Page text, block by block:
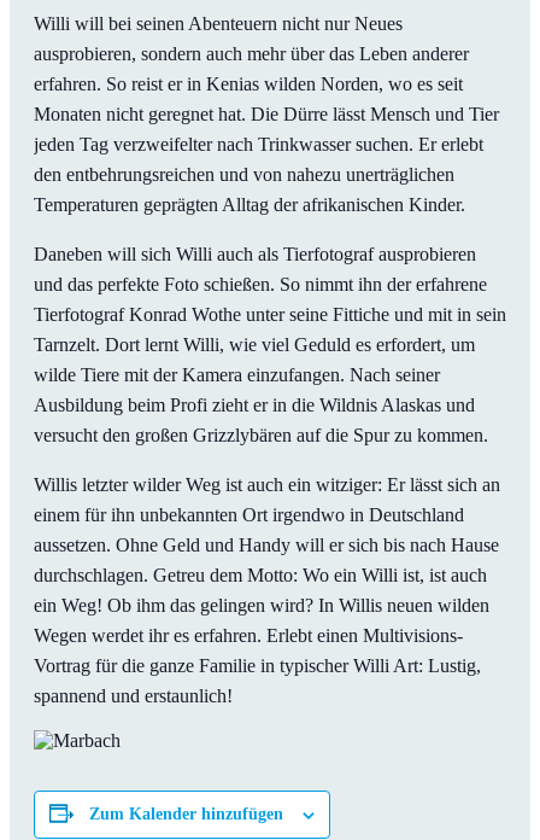
Willi will bei seinen Abenteuern nicht nur Neues
ausprobieren, sondern auch mehr über das Leben anderer
erfahren. So reist er in Kenias wilden Norden, wo es seit
Monaten nicht geregnet hat. Die Dürre lässt Mensch und Tier
jeden Tag verzweifelter nach Trinkwasser suchen. Er erlebt
den entbehrungsreichen und von nahezu unerträglichen
Temperaturen geprägten Alltag der afrikanischen Kinder.
Daneben will sich Willi auch als Tierfotograf ausprobieren
und das perfekte Foto schießen. So nimmt ihn der erfahrene
Tierfotograf Konrad Wothe unter seine Fittiche und mit in sein
Tarnzelt. Dort lernt Willi, wie viel Geduld es erfordert, um
wilde Tiere mit der Kamera einzufangen. Nach seiner
Ausbildung beim Profi zieht er in die Wildnis Alaskas und
versucht den großen Grizzlybären auf die Spur zu kommen.
Willis letzter wilder Weg ist auch ein witziger: Er lässt sich an
einem für ihn unbekannten Ort irgendwo in Deutschland
aussetzen. Ohne Geld und Handy will er sich bis nach Hause
durchschlagen. Getreu dem Motto: Wo ein Willi ist, ist auch
ein Weg! Ob ihm das gelingen wird? In Willis neuen wilden
Wegen werdet ihr es erfahren. Erlebt einen Multivisions-
Vortrag für die ganze Familie in typischer Willi Art: Lustig,
spannend und erstaunlich!
Zum Kalender hinzufügen